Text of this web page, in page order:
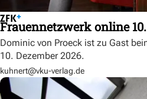
Frauennetzwerk online
Dominic von Proeck ist zu Gast
10. Dezember 2026.
kuhnert@vku-verlag.de